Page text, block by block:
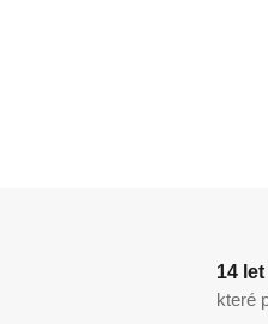
14
které